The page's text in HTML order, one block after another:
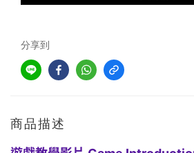
分享到
商品描述